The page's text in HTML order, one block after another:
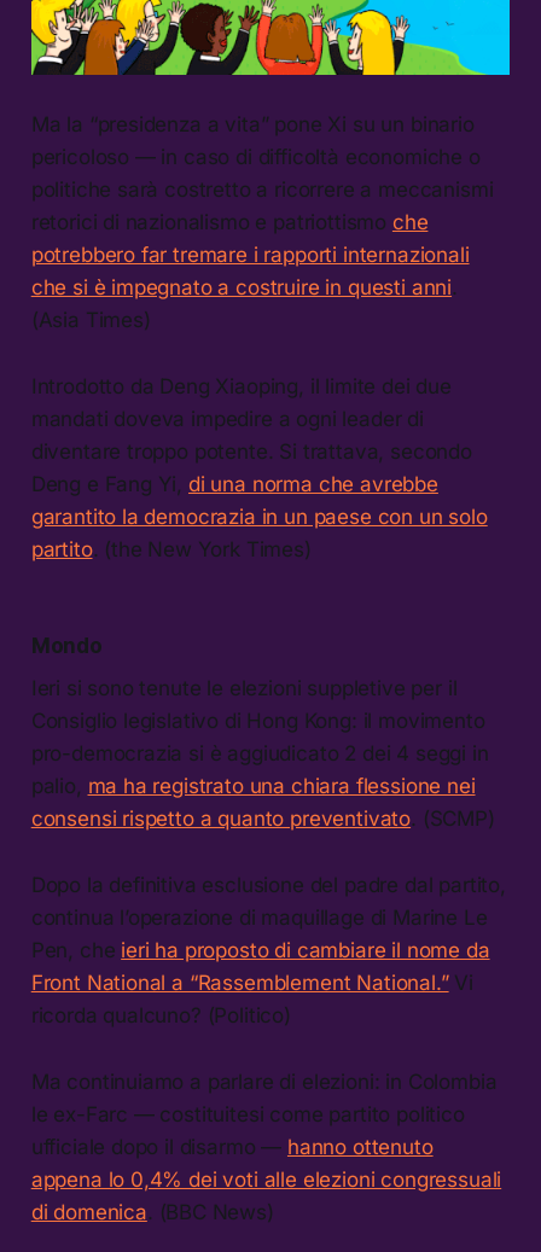
Ma la “presidenza a vita” pone Xi su un binario
pericoloso — in caso di difficoltà economiche o
politiche sarà costretto a ricorrere a meccanismi
retorici di nazionalismo e patriottismo che
potrebbero far tremare i rapporti internazionali
che si è impegnato a costruire in questi anni.
(Asia Times)
Introdotto da Deng Xiaoping, il limite dei due
mandati doveva impedire a ogni leader di
diventare troppo potente. Si trattava, secondo
Deng e Fang Yi, di una norma che avrebbe
garantito la democrazia in un paese con un solo
partito. (the New York Times)
Mondo
Ieri si sono tenute le elezioni suppletive per il
Consiglio legislativo di Hong Kong: il movimento
pro-democrazia si è aggiudicato 2 dei 4 seggi in
palio, ma ha registrato una chiara flessione nei
consensi rispetto a quanto preventivato. (SCMP)
Dopo la definitiva esclusione del padre dal partito,
continua l’operazione di maquillage di Marine Le
Pen, che ieri ha proposto di cambiare il nome da
Front National a “Rassemblement National.”Vi
ricorda qualcuno? (Politico)
Ma continuiamo a parlare di elezioni: in Colombia
le ex-Farc — costituitesi come partito politico
ufficiale dopo il disarmo — hanno ottenuto
appena lo 0,4% dei voti alle elezioni congressuali
di domenica. (BBC News)